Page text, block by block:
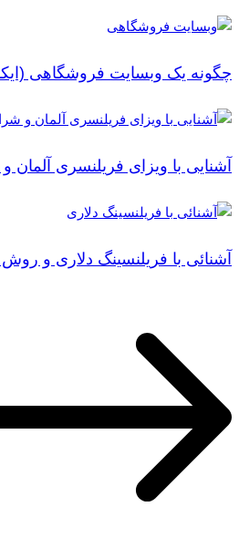
چگونه یک وبسایت فروشگاهی
آشنایی با ویزای فریلنسری آلمان
آشنائی با فریلنسینگ دلاری و